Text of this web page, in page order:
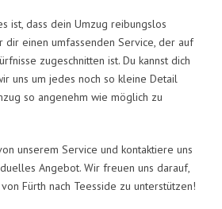
ist, dass dein Umzug reibungslos
dir einen umfassenden Service, der auf
zugeschnitten ist. Du kannst dich
uns um jedes noch so kleine Detail
so angenehm wie möglich zu
unserem Service und kontaktiere uns
Angebot. Wir freuen uns darauf,
Fürth nach Teesside zu unterstützen!